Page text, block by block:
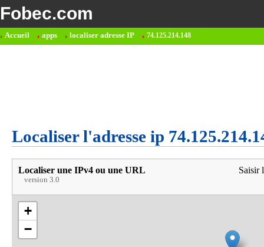
Fobec.com
Accueil apps localiser adresse IP 74.125.214.148
Localiser l'adresse ip
Localiser une IPv4 ou une URL
version 3.0
Saisir
+
−